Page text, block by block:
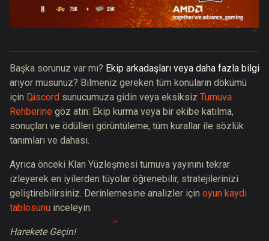
Başka sorunuz var mı? Ekip arkadaşları veya daha fazla bilgi
arıyor musunuz? Bilmeniz gereken tüm konuların dökümü
için Discord sunucumuza gidin veya eksiksiz Turnuva
Rehberine göz atın: Ekip kurma veya bir ekibe katılma,
sonuçları ve ödülleri görüntüleme, tüm kurallar ile sözlük
tanımları ve dahası
Ayrıca önceki Klan Yüzleşmesi turnuva yayınını tekrar
izleyerek en iyilerden tüyolar öğrenebilir, stratejilerinizi
geliştirebilirsiniz. Derinlemesine analizler için oyun kaydı
tablosunu inceleyin.
Harekete Geçin!